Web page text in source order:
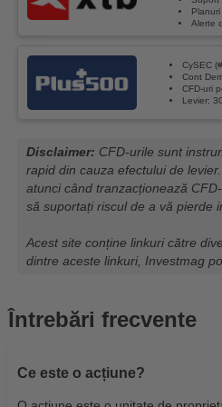
Alerte
CySEC
Cont
CFD-uri
Levier:
Disclaimer: CFD-urile sunt
rapid din cauza efectului de
atunci când tranzacționează
să suportați riscul de a vă pierde
Acest site conține linkuri către
dintre aceste linkuri, Investmag
Întrebări frecvente
Ce este o acțiune?